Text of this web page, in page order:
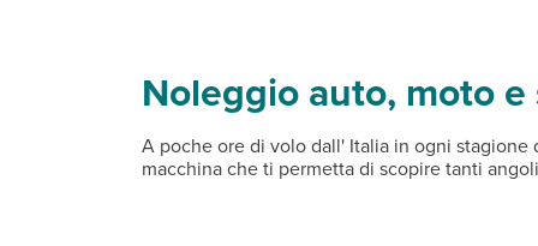
Noleggio auto, moto
A poche ore di volo dall' Italia in ogni
macchina che ti permetta di scopire tanti